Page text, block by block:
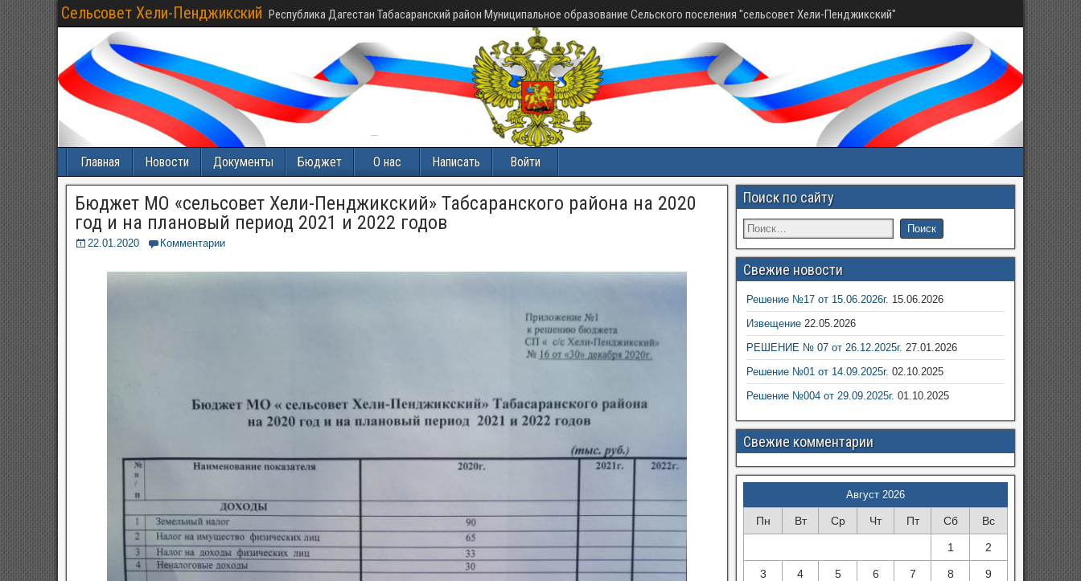
Сельсовет Хели-Пенджикский Республика Дагестан Табасаранский район Муниципальное образование Сельского поселения "сельсовет Хели-Пенджикский"
Главная Новости Документы Бюджет О нас Написать Войти
Бюджет МО «сельсовет Хели-Пенджикский» Табсаранского района на 2020
год и на плановый период 2021 и 2022 годов
22.01.2020 Комментарии
Поиск по сайту
Свежие новости
Решение №17 от 15.06.2026г. 15.06.2026
Извещение 22.05.2026
РЕШЕНИЕ № 07 от 26.12.2025г. 27.01.2026
Решение №01 от 14.09.2025г. 02.10.2025
Решение №004 от 29.09.2025г. 01.10.2025
Свежие комментарии
Август 2026
Пн Вт Ср Чт Пт Сб Вс
1 2
3 4 5 6 7 8 9